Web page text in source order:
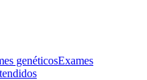
genéticosExames